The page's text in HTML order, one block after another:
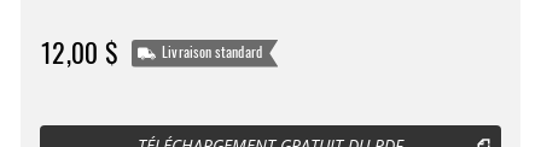
12,00 $ Livraison standard